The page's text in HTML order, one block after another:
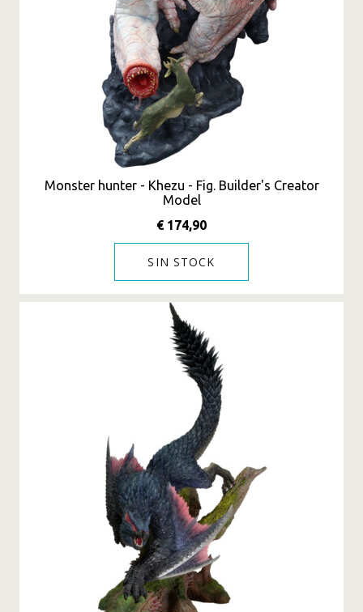
Monster hunter - Khezu - Fig. Builder's Creator
Model
€ 174,90
SIN STOCK